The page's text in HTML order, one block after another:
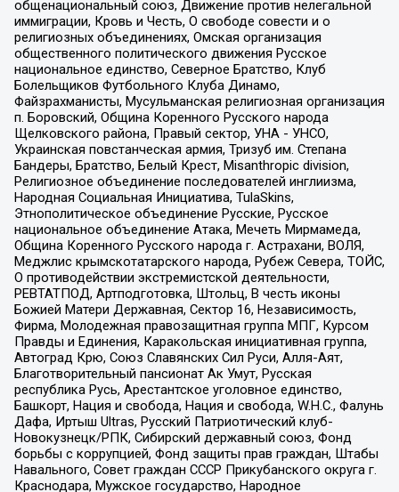
общенациональный союз, Движение против нелегальной
иммиграции, Кровь и Честь, О свободе совести и о
религиозных объединениях, Омская организация
общественного политического движения Русское
национальное единство, Северное Братство, Клуб
Болельщиков Футбольного Клуба Динамо,
Файзрахманисты, Мусульманская религиозная организация
п. Боровский, Община Коренного Русского народа
Щелковского района, Правый сектор, УНА - УНСО,
Украинская повстанческая армия, Тризуб им. Степана
Бандеры, Братство, Белый Крест, Misanthropic division,
Религиозное объединение последователей инглиизма,
Народная Социальная Инициатива, TulaSkins,
Этнополитическое объединение Русские, Русское
национальное объединение Атака, Мечеть Мирмамеда,
Община Коренного Русского народа г. Астрахани, ВОЛЯ,
Меджлис крымскотатарского народа, Рубеж Севера, ТОЙС,
О противодействии экстремистской деятельности,
РЕВТАТПОД, Артподготовка, Штольц, В честь иконы
Божией Матери Державная, Сектор 16, Независимость,
Фирма, Молодежная правозащитная группа МПГ, Курсом
Правды и Единения, Каракольская инициативная группа,
Автоград Крю, Союз Славянских Сил Руси, Алля-Аят,
Благотворительный пансионат Ак Умут, Русская
республика Русь, Арестантское уголовное единство,
Башкорт, Нация и свобода, Нация и свобода, W.H.С., Фалунь
Дафа, Иртыш Ultras, Русский Патриотический клуб-
Новокузнецк/РПК, Сибирский державный союз, Фонд
борьбы с коррупцией, Фонд защиты прав граждан, Штабы
Навального, Совет граждан СССР Прикубанского округа г.
Краснодара, Мужское государство, Народное